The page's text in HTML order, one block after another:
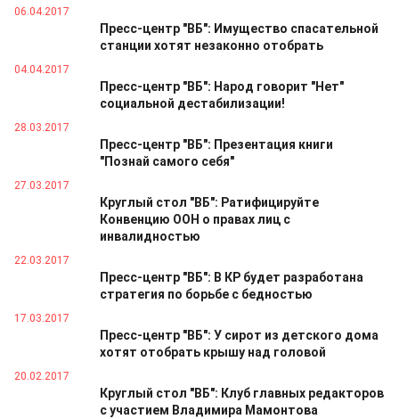
06.04.2017
Пресс-центр "ВБ": Имущество спасательной
станции хотят незаконно отобрать
04.04.2017
Пресс-центр "ВБ": Народ говорит "Нет"
социальной дестабилизации!
28.03.2017
Пресс-центр "ВБ": Презентация книги
"Познай самого себя"
27.03.2017
Круглый стол "ВБ": Ратифицируйте
Конвенцию ООН о правах лиц с
инвалидностью
22.03.2017
Пресс-центр "ВБ": В КР будет разработана
стратегия по борьбе с бедностью
17.03.2017
Пресс-центр "ВБ": У сирот из детского дома
хотят отобрать крышу над головой
20.02.2017
Круглый стол "ВБ": Клуб главных редакторов
с участием Владимира Мамонтова